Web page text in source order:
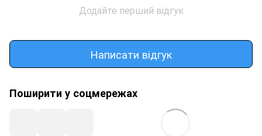
Додайте перший відгук
Написати відгук
Поширити у соцмережах